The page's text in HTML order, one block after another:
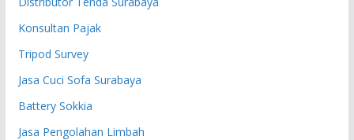
Konsultan Pajak
Tripod Survey
Jasa Cuci Sofa Surabaya
Battery Sokkia
Jasa Pengolahan Limbah